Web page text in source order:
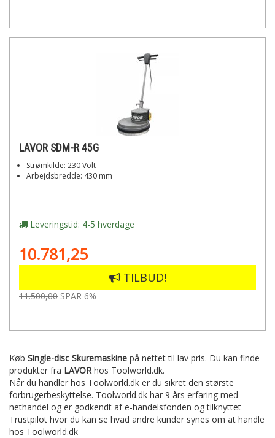
LAVOR SDM-R 45G
Strømkilde: 230 Volt
Arbejdsbredde: 430 mm
Leveringstid: 4-5 hverdage
10.781,25
TILBUD!
11.500,00 SPAR 6%
Køb Single-disc Skuremaskine på nettet til lav pris. Du kan finde
produkter fra LAVORhos Toolworld.dk.
Når du handler hos Toolworld.dk er du sikret den største
forbrugerbeskyttelse. Toolworld.dk har 9 års erfaring med
nethandel og er godkendt af e-handelsfonden og tilknyttet
Trustpilot hvor du kan se hvad andre kunder synes om at handle
hos Toolworld.dk